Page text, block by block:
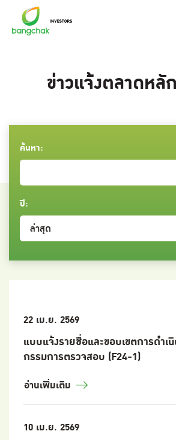
ข่าวแจ้งตลาดห
ค้นหา:
ปี:
ล่าสุด
22 เม.ย. 2569
แบบแจ้งรายชื่อและขอบเขตการดำเ
กรรมการตรวจสอบ (F24-1)
อ่านเพิ่มเติม
10 เม.ย. 2569